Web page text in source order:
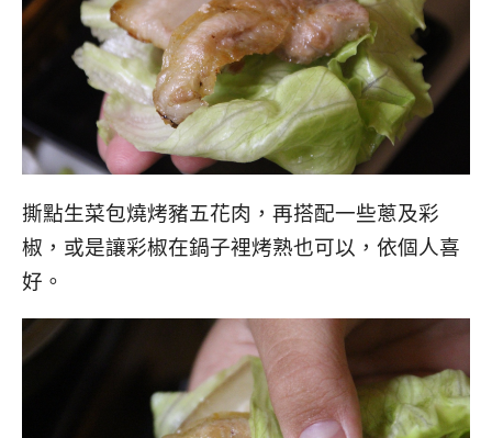
撕點生菜包燒烤豬五花肉，再搭配一些蔥及彩
椒，或是讓彩椒在鍋子裡烤熟也可以，依個人喜
好。